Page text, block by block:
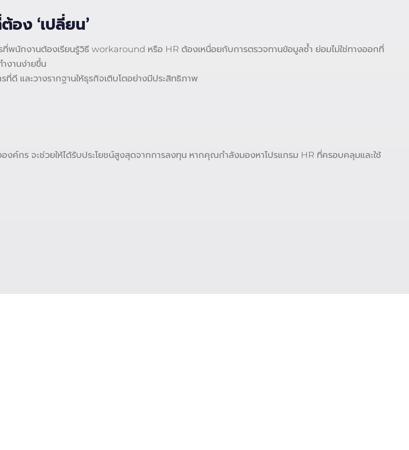
ง ‘เปลี่ยน’
รที่พนักงานต้องเรียนรู้วิธี workaround หรือ HR ต้องเหนื่อยกับการตรวจทานข้อมูลซ้ำ ย่อมไม่ใช่ทางออกที่
งานง่ายขึ้น
และวางรากฐานให้ธุรกิจเติบโตอย่างมีประสิทธิภาพ
งค์กร จะช่วยให้ได้รับประโยชน์สูงสุดจากการลงทุน หากคุณกำลังมองหาโปรแกรม HR ที่ครอบคลุมและใช้